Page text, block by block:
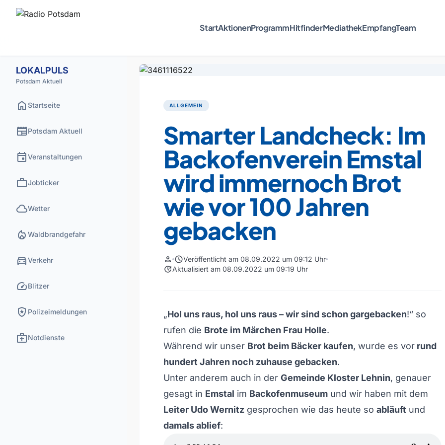
StartAktionenProgrammHitfinderMediathekEmpfangTeam
LOKALPULS
Potsdam Aktuell
home Startseite
newspaperPotsdam Aktuell
eventVeranstaltungen
workJobticker
cloudWetter
local_fire_department Waldbrandgefahr
directions_carVerkehr
speedBlitzer
local_police Polizeimeldungen
medical_servicesNotdienste
ALLGEMEIN
Smarter Landcheck: Im
Backofenverein Emstal
wird immernoch Brot
wie vor 100 Jahren
gebacken
person scheduleVeröffentlicht am 08.09.2022 um 09:12 Uhr
updateAktualisiert am 08.09.2022 um 09:19 Uhr
„Hol uns raus, hol uns raus – wir sind schon gargebacken!“ so
rufen die Brote im Märchen Frau Holle.
Während wir unser Brot beim Bäcker kaufen, wurde es vor rund
hundert Jahren noch zuhause gebacken.
Unter anderem auch in der Gemeinde Kloster Lehnin, genauer
gesagt in Emstal im Backofenmuseum und wir haben mit dem
Leiter Udo Wernitz gesprochen wie das heute so abläuft und
damals ablief: